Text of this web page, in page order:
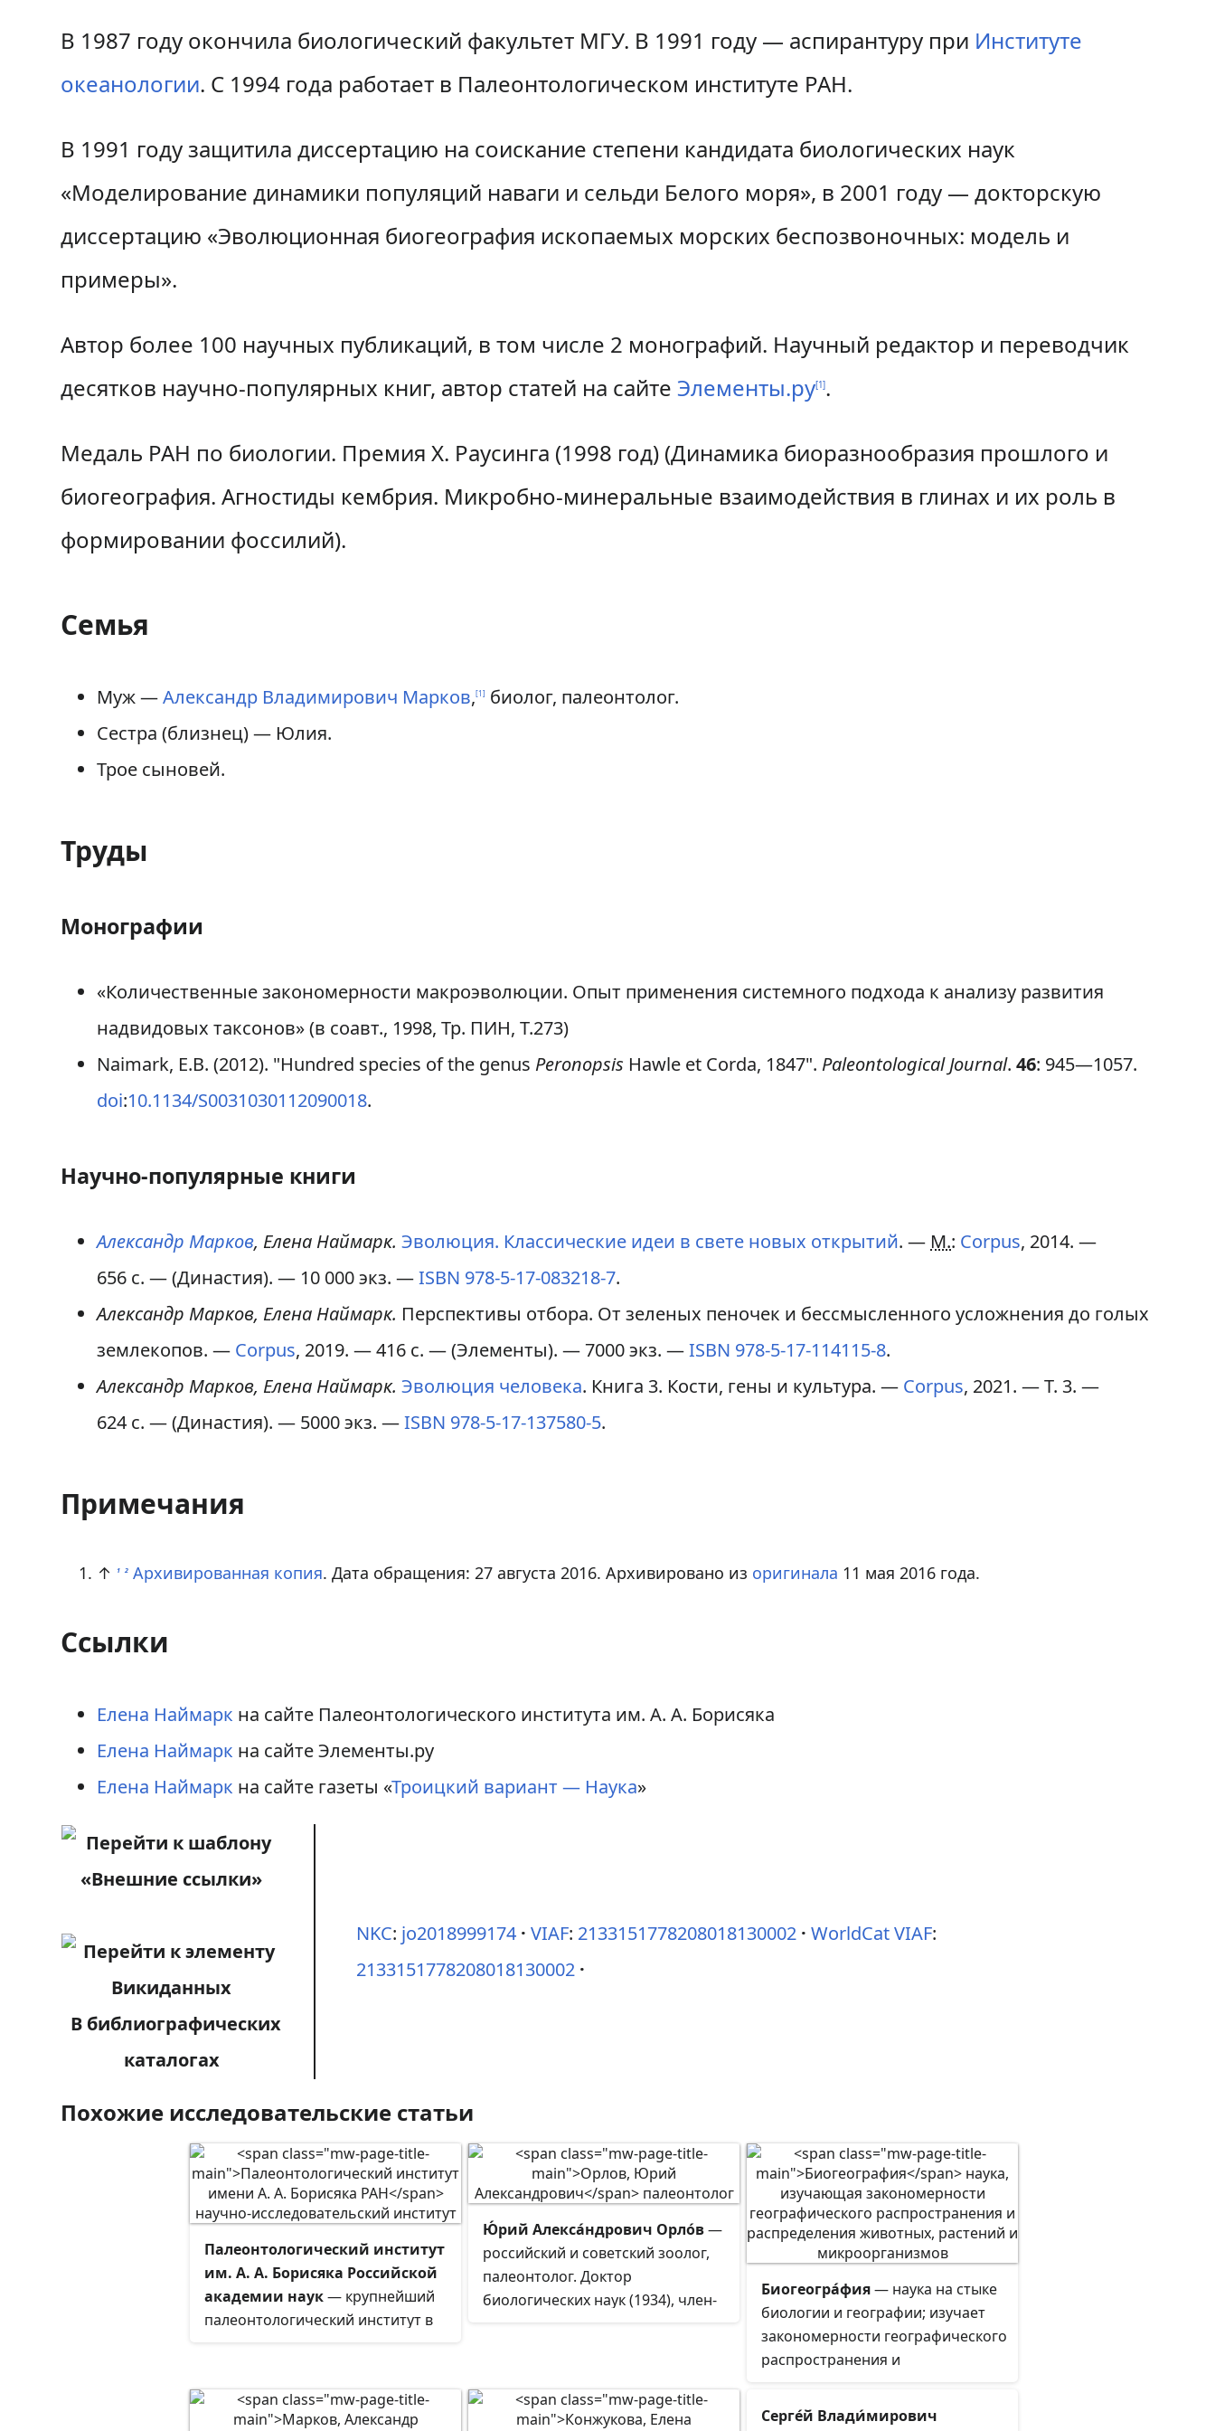
В 1987 году окончила биологический факультет МГУ. В 1991 году — аспирантуру при Институте
океанологии. С 1994 года работает в Палеонтологическом институте РАН.
В 1991 году защитила диссертацию на соискание степени кандидата биологических наук
«Моделирование динамики популяций наваги и сельди Белого моря», в 2001 году — докторскую
диссертацию «Эволюционная биогеография ископаемых морских беспозвоночных: модель и
примеры».
Автор более 100 научных публикаций, в том числе 2 монографий. Научный редактор и переводчик
десятков научно-популярных книг, автор статей на сайтеЭлементы.ру[1].
Медаль РАН по биологии. Премия X. Раусинга (1998 год) (Динамика биоразнообразия прошлого и
биогеография. Агностиды кембрия. Микробно-минеральные взаимодействия в глинах и их роль в
формировании фоссилий).
Семья
Муж —Александр Владимирович Марков,[1]
биолог, палеонтолог.
Сестра (близнец) — Юлия.
Трое сыновей.
Труды
Монографии
«Количественные закономерности макроэволюции. Опыт применения системного подхода к анализу развития
надвидовых таксонов» (в соавт., 1998, Тр. ПИН, Т.273)
Naimark, E.B. (2012). "Hundred species of the genus Peronopsis Hawle et Corda, 1847". Paleontological Journal.46: 945—1057.
doi:10.1134/S0031030112090018.
Научно-популярные книги
Александр Марков, Елена Наймарк. Эволюция. Классические идеи в свете новых открытий. — М.: Corpus, 2014. —
656 с. — (Династия). — 10 000 экз. —ISBN 978-5-17-083218-7.
Александр Марков, Елена Наймарк. Перспективы отбора. От зеленых пеночек и бессмысленного усложнения до голых
землекопов. — Corpus, 2019. — 416 с. — (Элементы). —7000 экз. —ISBN 978-5-17-114115-8.
Александр Марков, Елена Наймарк. Эволюция человека. Книга 3. Кости, гены и культура. — Corpus, 2021. — Т. 3. —
624 с. — (Династия). — 5000 экз. —ISBN 978-5-17-137580-5.
Примечания
↑1 2 Архивированная копия. Дата обращения: 27 августа 2016. Архивировано из оригинала 11 мая 2016 года.
Ссылки
Елена Наймарк на сайте Палеонтологического института им. А. А. Борисяка
Елена Наймарк на сайте Элементы.ру
Елена Наймарк на сайте газеты «Троицкий вариант — Наука»
В библиографических
каталогах
NKC: jo2018999174 VIAF: 2133151778208018130002 WorldCat VIAF:
2133151778208018130002
Похожие исследовательские статьи
Палеонтологический институт
им. А. А. Борисяка Российской
академии наук— крупнейший
палеонтологический институт в
подразделение АН СССР, ныне
Российской академии наук.
Ю́рий Алекса́ндрович Орло́в—
российский и советский зоолог,
палеонтолог. Доктор
биологических наук (1934), член-
наук (палеонтология). Лауреат
Ленинской премии.
Биогеогра́фия— наука на стыке
биологии и географии; изучает
закономерности географического
распространения и
растений и микроорганизмов.
Серге́й Влади́мирович